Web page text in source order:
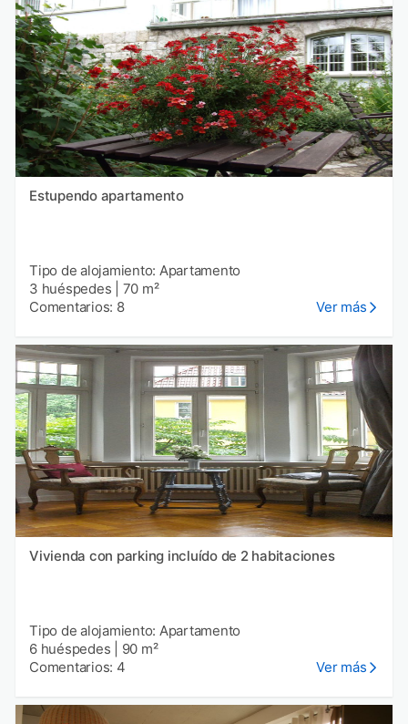
Estupendo apartamento
Tipo de alojamiento: Apartamento
3 huéspedes
70 m²
Comentarios: 8
Ver más
Vivienda con parking incluído de 2 habitaciones
Tipo de alojamiento: Apartamento
6 huéspedes
90 m²
Comentarios: 4
Ver más